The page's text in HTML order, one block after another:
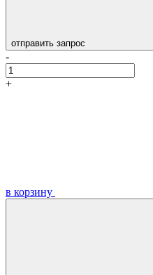
отправить запрос
-
+
в корзину